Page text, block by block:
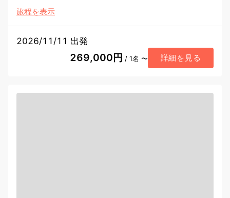
旅程を表示
2026/11/11 出発
269,000円 / 1名 〜 詳細を見る